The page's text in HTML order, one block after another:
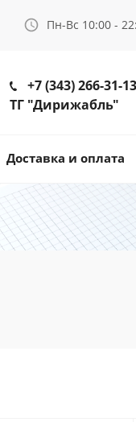
Пн-Вс 10:00 -
+7 (343) 266-31-13
ТГ "Дирижабль"
Доставка и оплата